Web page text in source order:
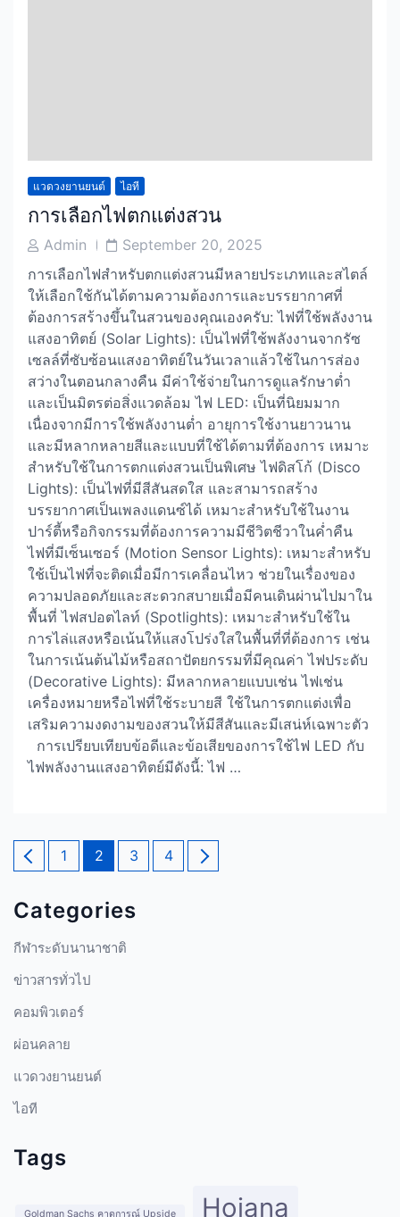
แวดวงยานยนต์ ไอที
การเลือกไฟตกแต่งสวน
PostAdmin
PostSeptember 20, 2025
การเลือกไฟสำหรับตกแต่งสวนมีหลายประเภทและสไตล์
ให้เลือกใช้กันได้ตามความต้องการและบรรยากาศที่
ต้องการสร้างขึ้นในสวนของคุณเองครับ: ไฟที่ใช้พลังงาน
แสงอาทิตย์ (Solar Lights): เป็นไฟที่ใช้พลังงานจากรัซ
เซลล์ที่ซับซ้อนแสงอาทิตย์ในวันเวลาแล้วใช้ในการส่อง
สว่างในตอนกลางคืน มีค่าใช้จ่ายในการดูแลรักษาต่ำ
และเป็นมิตรต่อสิ่งแวดล้อม ไฟ LED: เป็นที่นิยมมาก
เนื่องจากมีการใช้พลังงานต่ำ อายุการใช้งานยาวนาน
และมีหลากหลายสีและแบบที่ใช้ได้ตามที่ต้องการ เหมาะ
สำหรับใช้ในการตกแต่งสวนเป็นพิเศษ ไฟดิสโก้ (Disco
Lights): เป็นไฟที่มีสีสันสดใส และสามารถสร้าง
บรรยากาศเป็นเพลงแดนซ์ได้ เหมาะสำหรับใช้ในงาน
ปาร์ตี้หรือกิจกรรมที่ต้องการความมีชีวิตชีวาในค่ำคืน
ไฟที่มีเซ็นเซอร์ (Motion Sensor Lights): เหมาะสำหรับ
ใช้เป็นไฟที่จะติดเมื่อมีการเคลื่อนไหว ช่วยในเรื่องของ
ความปลอดภัยและสะดวกสบายเมื่อมีคนเดินผ่านไปมาใน
พื้นที่ ไฟสปอตไลท์ (Spotlights): เหมาะสำหรับใช้ใน
การไล่แสงหรือเน้นให้แสงโปร่งใสในพื้นที่ที่ต้องการ เช่น
ในการเน้นต้นไม้หรือสถาปัตยกรรมที่มีคุณค่า ไฟประดับ
(Decorative Lights): มีหลากหลายแบบเช่น ไฟเช่น
เครื่องหมายหรือไฟที่ใช้ระบายสี ใช้ในการตกแต่งเพื่อ
เสริมความงดงามของสวนให้มีสีสันและมีเสน่ห์เฉพาะตัว
การเปรียบเทียบข้อดีและข้อเสียของการใช้ไฟ LED กับ
ไฟพลังงานแสงอาทิตย์มีดังนี้: ไฟ …
Posts
pagination
Page
1 Page
2 Page
3 Page
4
Categories
กีฬาระดับนานาชาติ
ข่าวสารทั่วไป
คอมพิวเตอร์
ผ่อนคลาย
แวดวงยานยนต์
ไอที
Tags
Goldman Sachs คาดการณ์ Upside Hoiana